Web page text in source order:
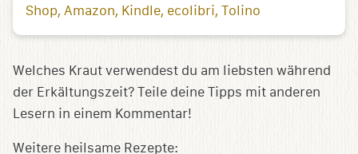
Shop Amazon Kindle ecolibri Tolino
Welches Kraut verwendest du am liebsten während
der Erkältungszeit? Teile deine Tipps mit anderen
Lesern in einem Kommentar!
Weitere heilsame Rezepte: